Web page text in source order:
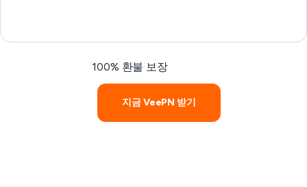
100% 환불 보장
지금 VeePN 받기